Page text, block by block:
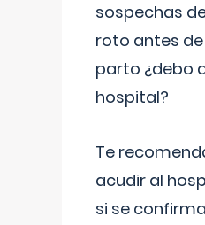
sospechas
roto antes
parto ¿debo
hospital?
Te
acudir al
si se